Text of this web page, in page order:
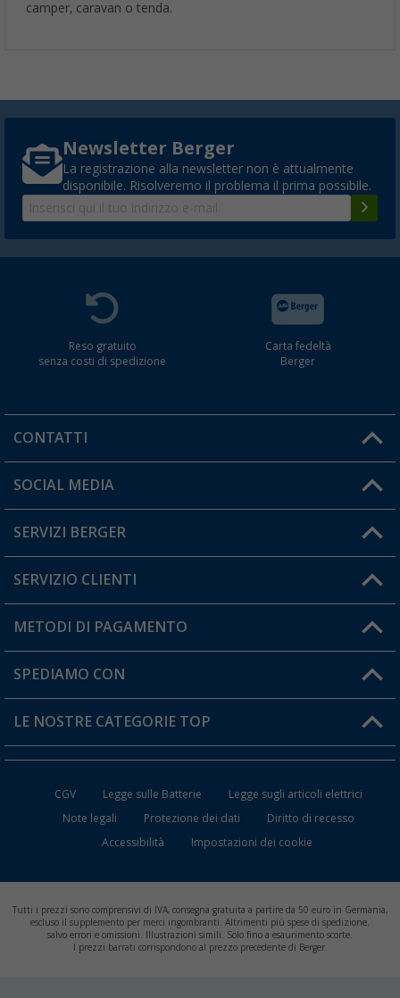
camper, caravan o tenda.
Newsletter Berger
La registrazione alla newsletter non è attualmente
disponibile. Risolveremo il problema il prima possibile.
Reso gratuito
senza costi di spedizione
Carta fedeltà
Berger
CONTATTI
Orari di apertura del servizio:
Hai una domanda?
SOCIAL MEDIA
SERVIZI BERGER
Diventare rivenditori
Il mio Account
Carta fedeltà Berger
SERVIZIO CLIENTI
Informazioni sulla spedizione
Resi
FAQ e Contatti
METODI DI PAGAMENTO
SPEDIAMO CON
LE NOSTRE CATEGORIE TOP
WC da Campeggio
Mobili per il Campeggio
Frigo Portatili
Climatizzatori per Camper
CGV Legge sulle Batterie
Legge sugli articoli elettrici
Note legali
Protezione dei dati
Diritto di recesso
Accessibilità
Impostazioni dei cookie
Tutti i prezzi sono comprensivi di IVA, consegna gratuita a partire da 50 euro in Germania,
escluso il supplemento per merci ingombranti. Altrimenti più spese di spedizione.
salvo errori e omissioni. Illustrazioni simili. Solo fino a esaurimento scorte.
I prezzi barrati corrispondono al prezzo precedente di Berger.